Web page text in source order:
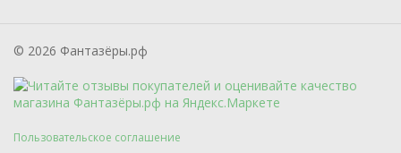
© 2026 Фантазёры.рф
Пользовательское соглашение